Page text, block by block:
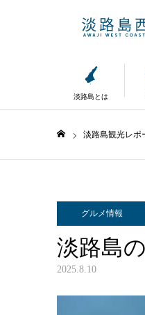
淡路島とは
淡路島観光レポ
グルメ情報
淡路島
2025.8.10